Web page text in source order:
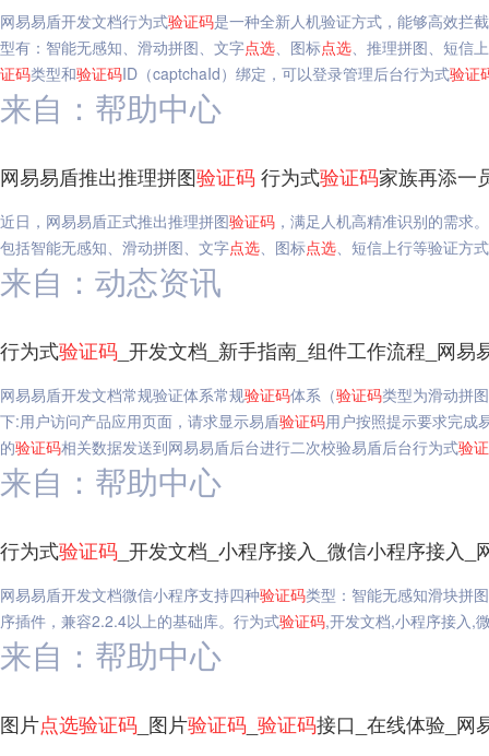
网易易盾开发文档行为式验证码是一种全新人机验证方式，能够高效拦
型有：智能无感知、滑动拼图、文字点选、图标点选、推理拼图、短信
证码类型和验证码ID（captchaId）绑定，可以登录管理后台行为式验证
来自：帮助中心
网易易盾推出推理拼图验证码 行为式验证码家族再添一
近日，网易易盾正式推出推理拼图验证码 ，满足人机高精准识别的需求
包括智能无感知、滑动拼图、文字点选、图标点选、短信上行等验证方
来自：动态资讯
行为式验证码 _开发文档_新手指南_组件工作流程_网易
网易易盾开发文档常规验证体系常规验证码体系（验证码类型为滑动拼
下:用户访问产品应用页面，请求显示易盾验证码用户按照提示要求完成
的验证码相关数据发送到网易易盾后台进行二次校验易盾后台行为式验
来自：帮助中心
行为式验证码 _开发文档_小程序接入_微信小程序接入_
网易易盾开发文档微信小程序支持四种验证码类型：智能无感知滑块拼
序插件，兼容2.2.4以上的基础库。行为式验证码,开发文档,小程序接入,
来自：帮助中心
图片点选验证码 _图片验证码 验证码接口_在线体验_网